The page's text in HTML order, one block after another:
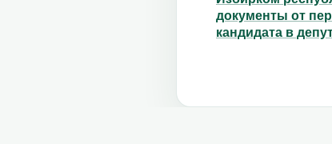
документы от
кандидата в